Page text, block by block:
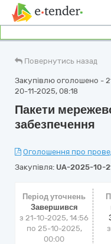
Повернутись назад
Закупівлю оголошено -
20-11-2025, 08:18
Пакети
забезпечення
Оголошення про
Закупівля: UA-2025-10-
Період уточнень
Завершився
з 21-10-2025, 14:56
по 25-10-2025,
00:00